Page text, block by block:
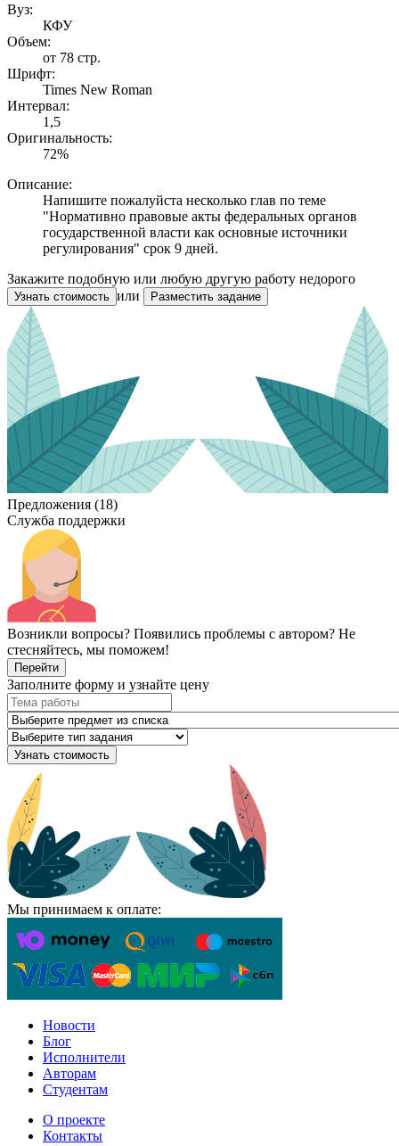
Вуз:
КФУ
Объем:
от 78 стр.
Шрифт:
Times New Roman
Интервал:
1,5
Оригинальность:
72%
Описание:
Напишите пожалуйста несколько глав по теме
"Нормативно правовые акты федеральных органов
государственной власти как основные источники
регулирования" срок 9 дней.
Закажите подобную или любую другую работу недорого
Узнать стоимость или Разместить задание
Предложения (18)
Служба поддержки
Возникли вопросы? Появились проблемы с автором? Не
стесняйтесь, мы поможем!
Перейти
Заполните форму и узнайте цену
Узнать стоимость
Мы принимаем к оплате:
Новости
Блог
Исполнители
Авторам
Студентам
О проекте
Контакты